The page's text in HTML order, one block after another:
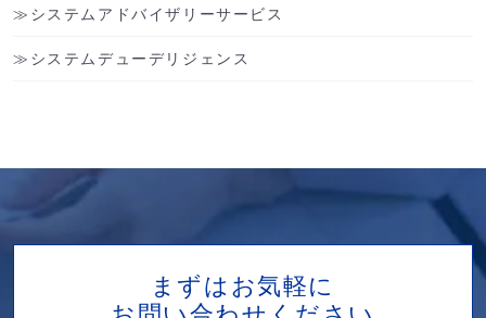
システムアドバイザリーサービス
システムデューデリジェンス
まずはお気軽に